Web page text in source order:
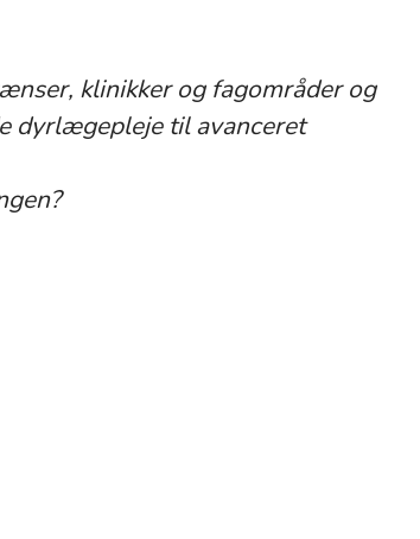
klinikker og fagområder og
dyrlægepleje til avanceret